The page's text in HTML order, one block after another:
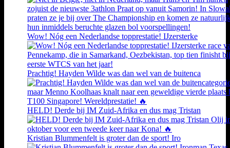
Wow! Nóg een Nederlandse topprestatie! IJzersterke
Prachtig! Hayden Wilde was dan wel van de buitenca
HELD! Derde bij IM Zuid-Afrika en dus mag Tristan
Kristian Blummenfelt is groter dan de sport! Iro